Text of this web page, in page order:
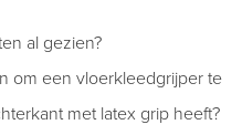
al gezien?
om een ​​vloerkleedgrijper te
met latex grip heeft?